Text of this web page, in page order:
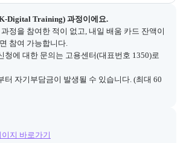
Digital Training) 과정이에요.
정을 참여한 적이 없고, 내일 배움 카드 잔액이
참여 가능합니다.
청에 대한 문의는 고용센터(대표번호 1350)로
터 자기부담금이 발생될 수 있습니다. (최대 60
지 바로가기